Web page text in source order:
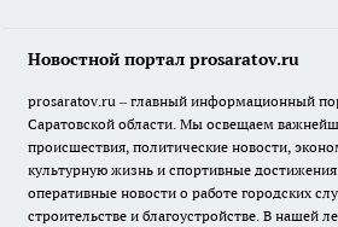
Новостной портал prosaratov.ru
prosaratov.ru – главный информационный
Саратовской области. Мы освещаем
происшествия, политические новости,
культурную жизнь и спортивные
оперативные новости о работе городских
строительстве и благоустройстве. В нашей